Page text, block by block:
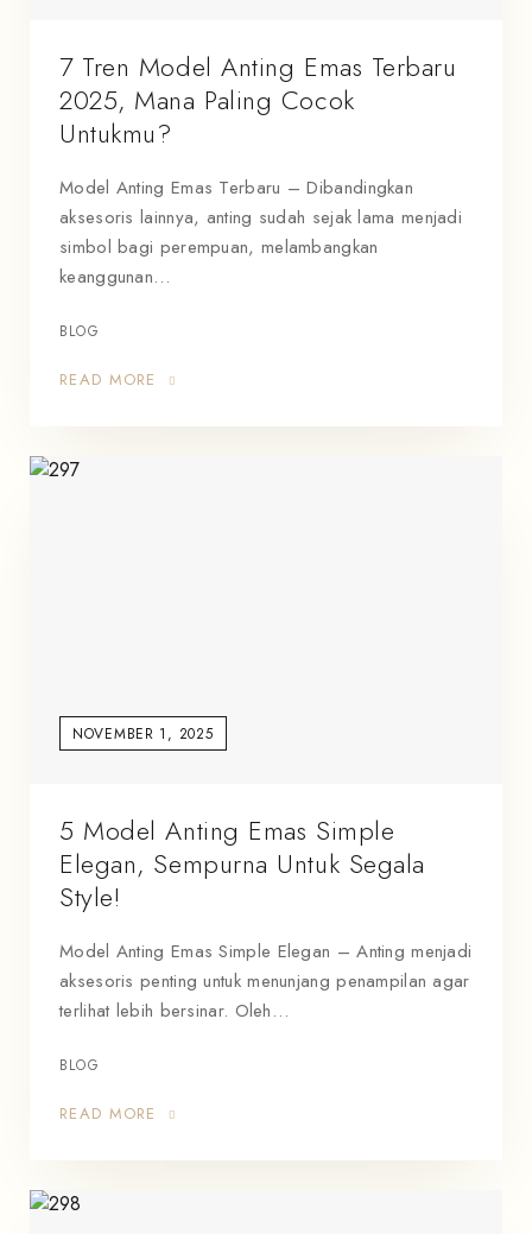
7 Tren Model Anting Emas Terbaru
2025, Mana Paling Cocok
Untukmu?
Model Anting Emas Terbaru – Dibandingkan
aksesoris lainnya, anting sudah sejak lama menjadi
simbol bagi perempuan, melambangkan
keanggunan…
BLOG
READ MORE
NOVEMBER 1, 2025
5 Model Anting Emas Simple
Elegan, Sempurna Untuk Segala
Style!
Model Anting Emas Simple Elegan – Anting menjadi
aksesoris penting untuk menunjang penampilan agar
terlihat lebih bersinar. Oleh…
BLOG
READ MORE